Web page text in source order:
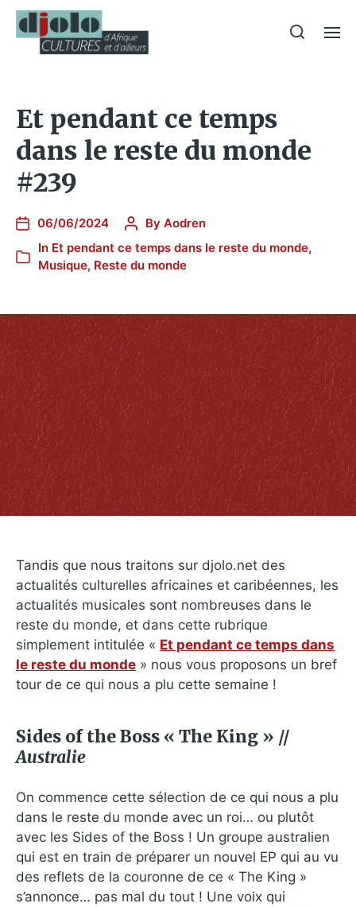
Et pendant ce temps
dans le reste du monde
#239
06/06/2024 By Aodren
In Et pendant ce temps dans le reste du monde,
Musique, Reste du monde
Tandis que nous traitons sur djolo.net des
actualités culturelles africaines et caribéennes, les
actualités musicales sont nombreuses dans le
reste du monde, et dans cette rubrique
simplement intitulée « Et pendant ce temps dans
le reste du monde » nous vous proposons un bref
tour de ce qui nous a plu cette semaine !
Sides of the Boss « The King » //
Australie
On commence cette sélection de ce qui nous a plu
dans le reste du monde avec un roi… ou plutôt
avec les Sides of the Boss ! Un groupe australien
qui est en train de préparer un nouvel EP qui au vu
des reflets de la couronne de ce « The King »
s’annonce… pas mal du tout ! Une voix qui